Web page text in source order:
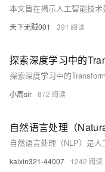
天下无贼001 391
探索深度学习中的
小周sir 872
kaixin321-44007 1242